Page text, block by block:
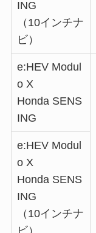
ING
（10インチナ
ビ）
e:HEV Modul
o X
Honda SENS
ING
e:HEV Modul
o X
Honda SENS
ING
（10インチナ
ビ）